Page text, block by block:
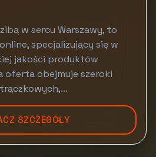
w sercu Warszawy, to
specjalizujący się w
jakości produktów
oferta obejmuje szeroki
SZCZEGÓŁY